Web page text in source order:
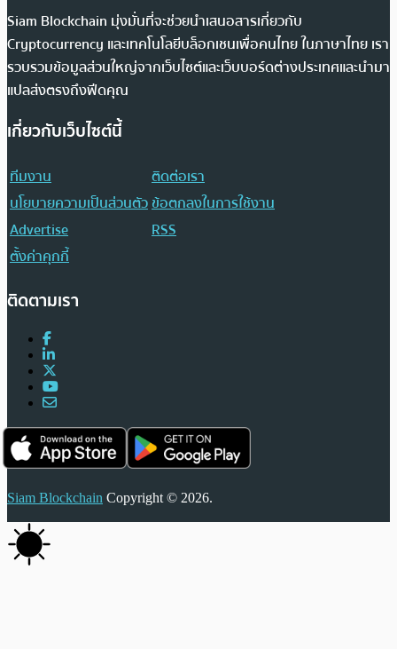
Siam Blockchain มุ่งมั่นที่จะช่วยนำเสนอสารเกี่ยวกับ
Cryptocurrency และเทคโนโลยีบล็อกเชนเพื่อคนไทย ในภาษาไทย เรา
รวบรวมข้อมูลส่วนใหญ่จากเว็บไซต์และเว็บบอร์ดต่างประเทศและนำมา
แปลส่งตรงถึงฟีดคุณ
เกี่ยวกับเว็บไซต์นี้
ทีมงาน
ติดต่อเรา
นโยบายความเป็นส่วนตัวข้อตกลงในการใช้งาน
Advertise
RSS
ตั้งค่าคุกกี้
ติดตามเรา
Siam Blockchain Copyright © 2026.